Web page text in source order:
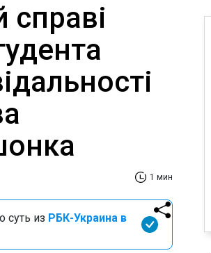
1 мин
суть из РБК-Украина в